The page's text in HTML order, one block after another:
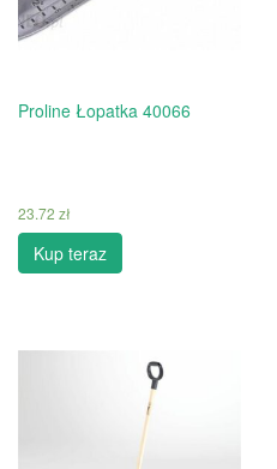
Proline Łopatka 40066
23.72 zł
Kup teraz